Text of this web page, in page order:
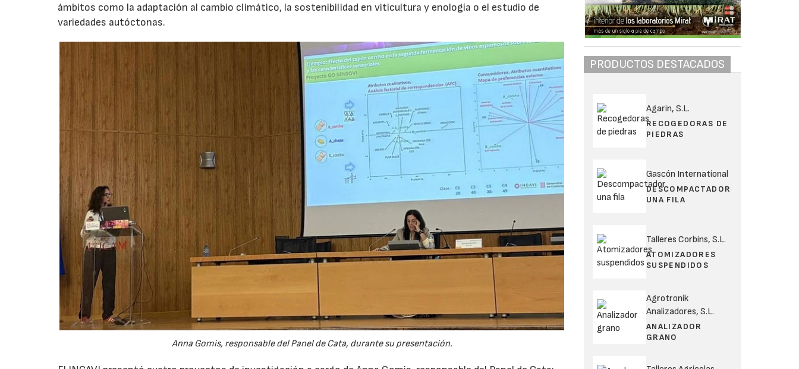
ámbitos como la adaptación al cambio climático, la sostenibilidad en viticultura y enología o el estudio de
variedades autóctonas.
Anna Gomis, responsable del Panel de Cata, durante su presentación.
PRODUCTOS DESTACADOS
Agarin, S.L.
RECOGEDORAS DE
PIEDRAS
Gascón International
DESCOMPACTADOR
UNA FILA
Talleres Corbins, S.L.
ATOMIZADORES
SUSPENDIDOS
Agrotronik
Analizadores, S.L.
ANALIZADOR
GRANO